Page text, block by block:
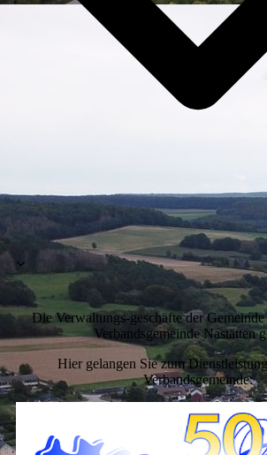
Die Verwaltungs-geschäfte der
Verbandsgemeinde Nastätten
Hier gelangen Sie zum
Verbandsgemeinde: